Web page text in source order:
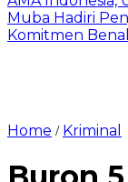
Muba Hadiri
Komitmen
Home / Kriminal